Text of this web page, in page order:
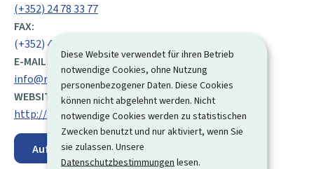
Diese Website verwendet für ihren Betrieb
notwendige Cookies, ohne Nutzung
personenbezogener Daten. Diese Cookies
können nicht abgelehnt werden. Nicht
notwendige Cookies werden zu statistischen
Zwecken benutzt und nur aktiviert, wenn Sie
sie zulassen. Unsere
Datenschutzbestimmungen lesen.
(+352) 24 78 33 77
FAX:
(+352) 46 27 09
E-MAIL:
info@marches.public.lu
WEBSITE:
http://www.marches.public.lu/
Auf der Karte anzeigen